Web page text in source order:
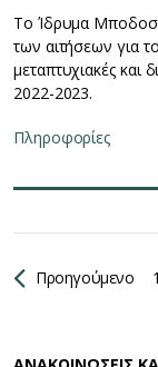
Το Ίδρυμα
των αιτήσεων για
μεταπτυχιακές και
2022-2023.
Πληροφορίες
Προηγούμενο 1